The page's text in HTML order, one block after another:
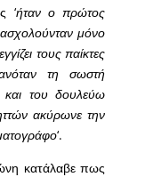
‘ήταν ο πρώτος
μόνο
τους παίκτες
τη σωστή
του δουλεύω
ακύρωνε την
‘.
κατάλαβε πως